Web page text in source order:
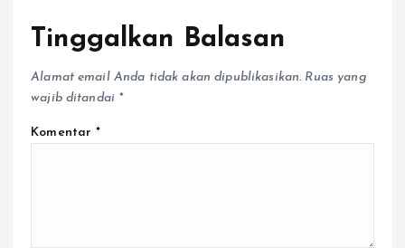
Tinggalkan Balasan
Alamat email Anda tidak akan dipublikasikan.
Ruas yang
wajib ditandai
Komentar*